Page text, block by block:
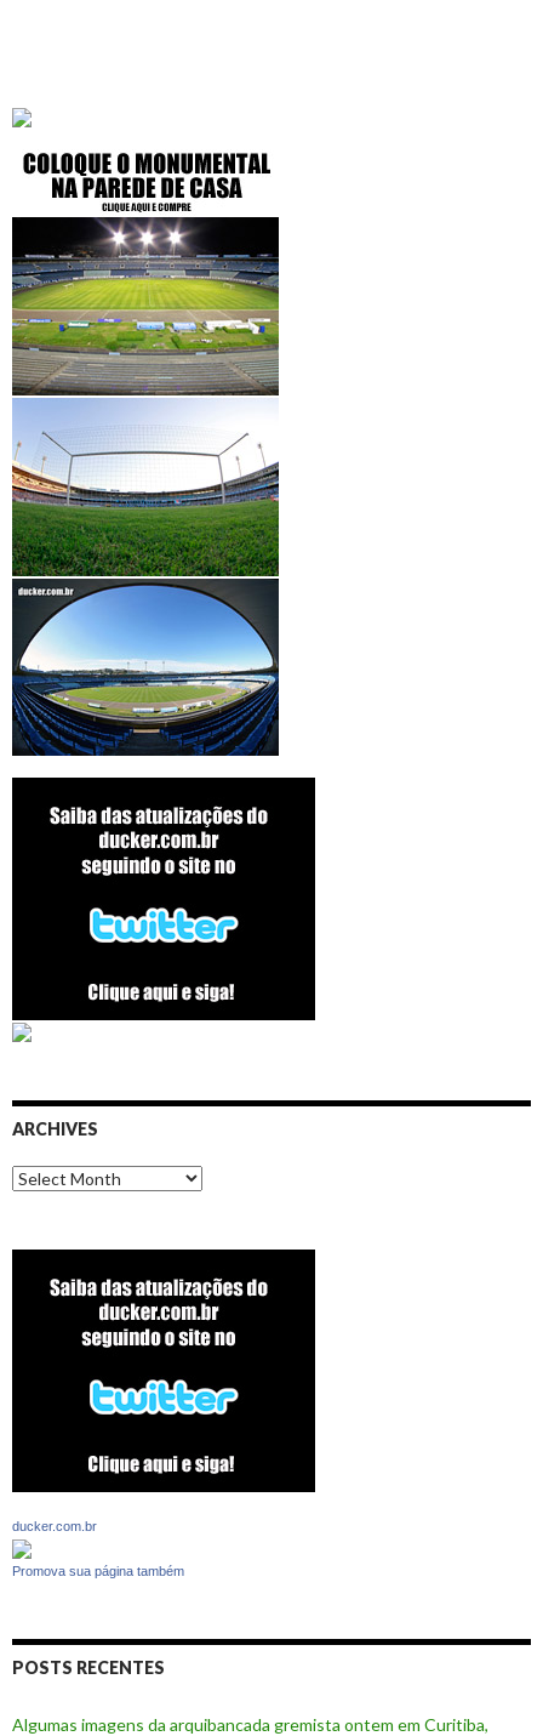
ARCHIVES
Archives
ducker.com.br
Promova sua página também
POSTS RECENTES
Algumas imagens da arquibancada gremista ontem em Curitiba,